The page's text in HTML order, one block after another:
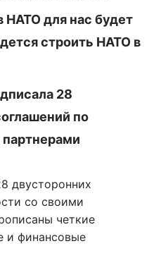
НАТО для нас будет
строить НАТО в
28
по
партнерами
двусторонних
со своими
четкие
и финансовые